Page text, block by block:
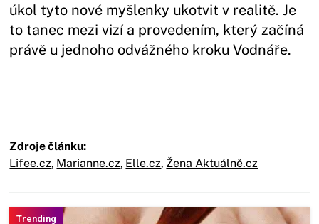
úkol tyto nové myšlenky ukotvit v realitě. Je
to tanec mezi vizí a provedením, který začíná
právě u jednoho odvážného kroku Vodnáře.
Zdroje článku:
Lifee.cz, Marianne.cz, Elle.cz, Žena Aktuálně.cz